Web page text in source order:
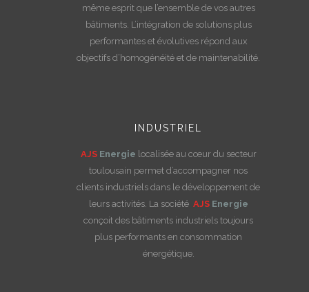
même esprit que l’ensemble de vos autres
bâtiments. L’intégration de solutions plus
performantes et évolutives répond aux
objectifs d’homogénéité et de maintenabilité.
INDUSTRIEL
AJS Energie localisée au cœur du secteur
toulousain permet d’accompagner nos
clients industriels dans le développement de
leurs activités. La société AJS Energie
conçoit des bâtiments industriels toujours
plus performants en consommation
énergétique.